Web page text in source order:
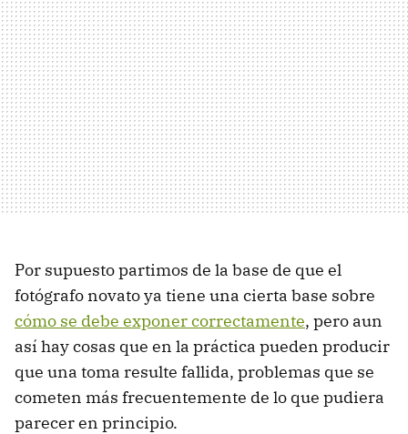
Por supuesto partimos de la base de que el
fotógrafo novato ya tiene una cierta base sobre
cómo se debe exponer correctamente, pero aun
así hay cosas que en la práctica pueden producir
que una toma resulte fallida, problemas que se
cometen más frecuentemente de lo que pudiera
parecer en principio.